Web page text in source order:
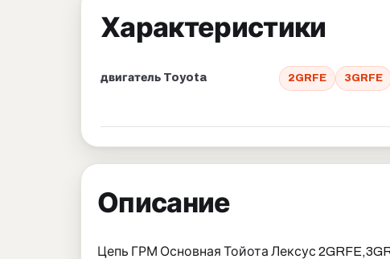
Характеристики
двигатель Toyota 2GRFE 3GRFE
Описание
Цепь ГРМ Основная Тойота Лексус